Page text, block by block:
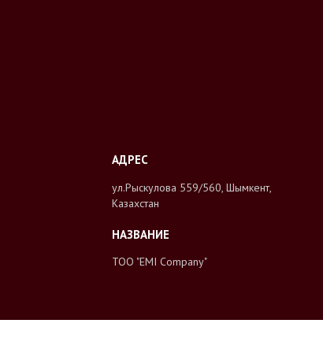
ул.Рыскулова 559/560, Шымкент,
Казахстан
ТОО "EMI Company"